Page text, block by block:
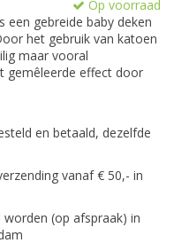
Op voorraad
een gebreide baby deken
het gebruik van katoen
maar vooral
gemêleerde effect door
en betaald, dezelfde
vanaf € 50,- in
(op afspraak) in